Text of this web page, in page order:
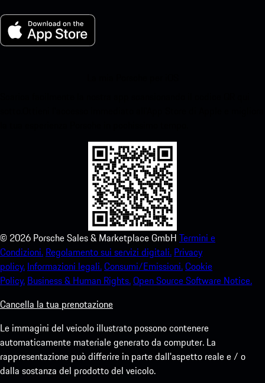
© 2026 Porsche Sales & Marketplace GmbH Termini e
Condizioni. Regolamento sui servizi digitali. Privacy
policy. Informazioni legali.Consumi/Emissioni.Cookie
Policy. Business & Human Rights.Open Source Software Notice.
Cancella la tua prenotazione
Le immagini del veicolo illustrato possono contenere
automaticamente materiale generato da computer. La
rappresentazione può differire in parte dall'aspetto reale e / o
dalla sostanza del prodotto del veicolo.